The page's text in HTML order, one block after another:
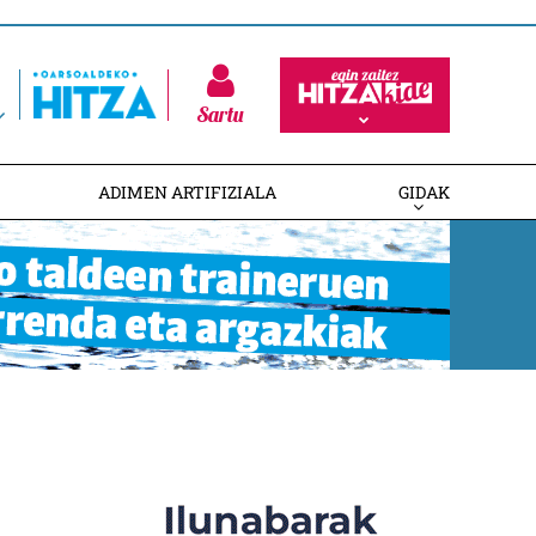
Sartu
ADIMEN ARTIFIZIALA GIDAK